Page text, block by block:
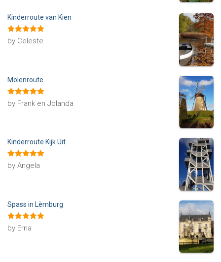
Kinderroute van Kien
Rated5out
of 5
by Celeste
Molenroute
Rated5out
of 5
by Frank en Jolanda
Kinderroute Kijk Uit
Rated5out
of 5
by Angela
Spass in Lèmburg
Rated5out
of 5
by Erna